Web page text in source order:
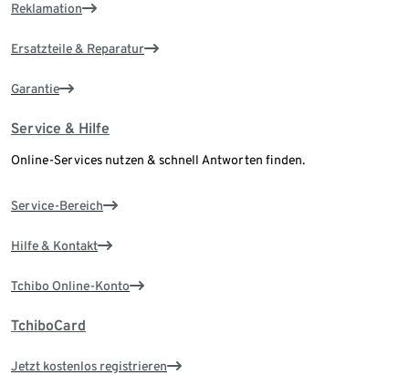
Reklamation
Ersatzteile & Reparatur
Garantie
Service & Hilfe
Online-Services nutzen & schnell Antworten finden.
Service-Bereich
Hilfe & Kontakt
Tchibo Online-Konto
TchiboCard
Jetzt kostenlos registrieren